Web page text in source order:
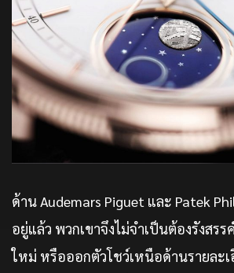
ด้าน Audemars Piguet และ Patek
อยู่แล้ว พวกเขาจึงไม่จำเป็นต้องรังสร
ใหม่ หรือออกตัวโชว์เหนือด้านรายละเ